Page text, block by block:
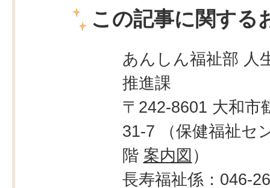
この記事に関する
あんしん福祉部 人
推進課
〒242-8601 大和市
31-7 （保健福祉セ
階 案内図 ）
長寿福祉係：046-